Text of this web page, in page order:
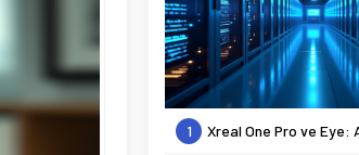
1 Xreal One Pro ve Eye: Artırılmış